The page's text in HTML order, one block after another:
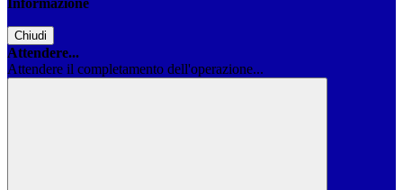
Informazione
Chiudi
Attendere...
Attendere il completamento dell'operazione...